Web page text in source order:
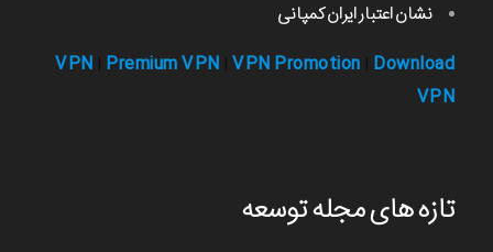
نشان اعتبار ایران کمپانی
VPN Premium VPN VPN Promotion Download
VPN
تازه های مجله توسعه